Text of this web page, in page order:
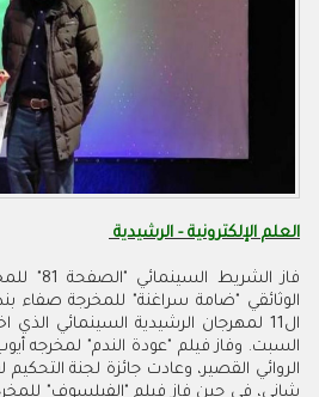
العلم الإلكترونية - الرشيدية
فاز
الوثائقي "ضامة سراغنة" للمخرجة صفاء
ال11 لمهرجان الرشيدية السينمائي
السبت. وفاز فيلم "عودة الندم" لمخرجه
الروائي القصير، وعادت جائزة لجنة
شاني، في حين فاز فيلم "الفيلسوف"